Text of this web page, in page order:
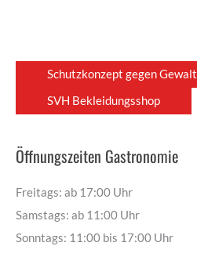
Schutzkonzept gegen Gewalt
SVH Bekleidungsshop
Öffnungszeiten Gastronomie
Freitags: ab 17:00 Uhr
Samstags: ab 11:00 Uhr
Sonntags: 11:00 bis 17:00 Uhr